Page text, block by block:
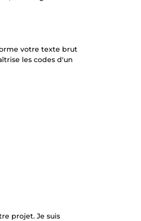
votre texte brut
les codes d'un
projet. Je suis